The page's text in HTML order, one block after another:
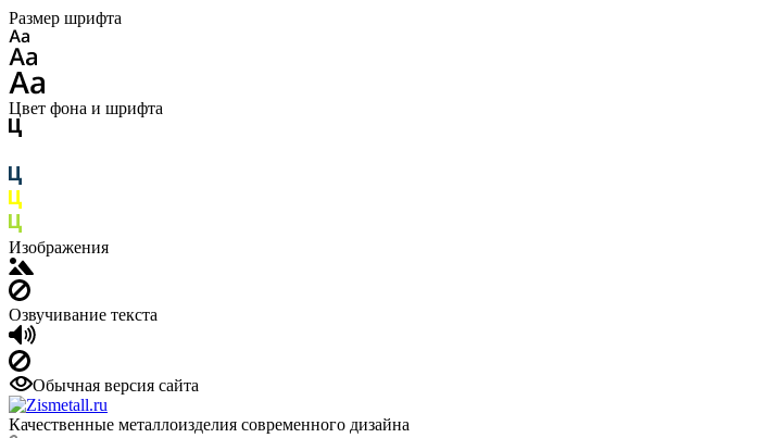
Размер шрифта
Цвет фона и шрифта
Изображения
Озвучивание текста
Обычная версия сайта
Качественные металлоизделия современного дизайна